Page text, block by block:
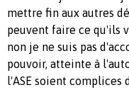
mettre fin aux autres
peuvent faire ce qu'ils
non je ne suis pas
pouvoir, atteinte à
l'ASE soient complices